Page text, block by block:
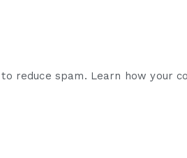
reduce spam. Learn how your